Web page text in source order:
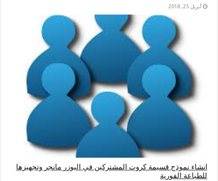
أبريل 25, 2018
انشاء نموذج قسيمة كروت المشتركين في اليوزر مانجر وتجهيزها
للطباعة الفورية